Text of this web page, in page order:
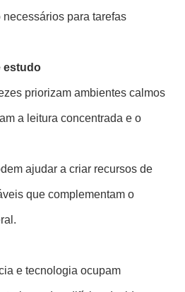
para tarefas
estudo
priorizam ambientes calmos
a leitura concentrada e o
ajudar a criar recursos de
​​que complementam o
e tecnologia ocupam